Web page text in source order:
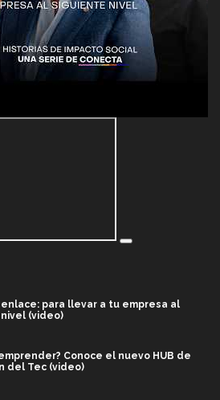
enlace: para llevar a tu empresa al
(video)
Conoce el nuevo HUB de
del Tec (video)